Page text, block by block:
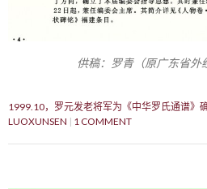
供稿：罗青（原广东省
1999.10，罗元发老将军为《中华罗氏通谱》
LUOXUNSEN
1 COMMENT